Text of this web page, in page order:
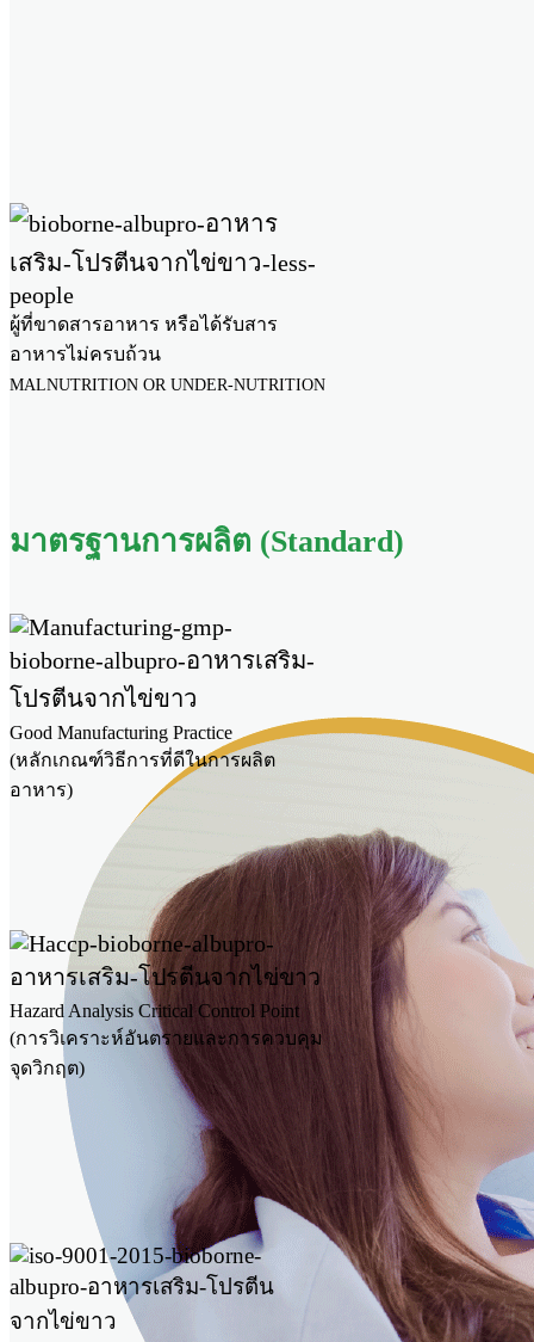
ผู้ที่ขาดสารอาหาร หรือได้รับสาร
อาหารไม่ครบถ้วน
MALNUTRITION OR UNDER-NUTRITION
มาตรฐานการผลิต (Standard)
Good Manufacturing Practice
(หลักเกณฑ์วิธีการที่ดีในการผลิต
อาหาร)
Hazard Analysis Critical Control Point
(การวิเคราะห์อันตรายและการควบคุม
จุดวิกฤต)